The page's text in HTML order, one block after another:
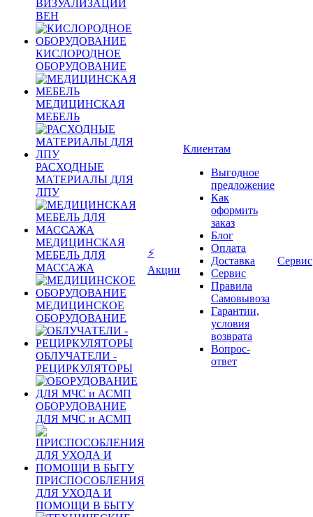
ВИЗУАЛИЗАЦИИ
ВЕН
КИСЛОРОДНОЕ
ОБОРУДОВАНИЕ
МЕДИЦИНСКАЯ
МЕБЕЛЬ
РАСХОДНЫЕ
МАТЕРИАЛЫ ДЛЯ
ЛПУ
МЕДИЦИНСКАЯ
МЕБЕЛЬ ДЛЯ
МАССАЖА
МЕДИЦИНСКОЕ
ОБОРУДОВАНИЕ
ОБЛУЧАТЕЛИ -
РЕЦИРКУЛЯТОРЫ
ОБОРУДОВАНИЕ
ДЛЯ МЧС и АСМП
ПРИСПОСОБЛЕНИЯ
ДЛЯ УХОДА И
ПОМОЩИ В БЫТУ
⚡
Акции
Клиентам
Выгодное
предложение
Как
оформить
заказ
Блог
Оплата
Доставка
Сервис
Правила
Самовывоза
Гарантии,
условия
возврата
Вопрос-
ответ
Сервис